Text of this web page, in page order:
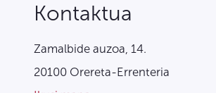
Kontaktua
Zamalbide auzoa, 14.
20100 Orereta-Errenteria